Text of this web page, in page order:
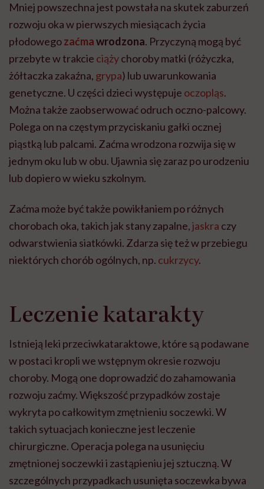
Mniej powszechna jest powstała na skutek zaburzeń
rozwoju oka w pierwszych miesiącach życia
płodowegozaćmawrodzona. Przyczyną mogą być
przebyte w trakcie ciążychoroby matki (różyczka,
żółtaczka zakaźna, grypa) lub uwarunkowania
genetyczne. U części dzieci występuje oczopląs.
Można także zaobserwować odruch oczno-palcowy.
Polega on na częstym przyciskaniu gałki ocznej
piąstką lub palcami. Zaćma wrodzona rozwija się w
jednym oku lub w obu. Ujawnia się zaraz po urodzeniu
lub dopiero w wieku szkolnym.
Zaćma może być także powikłaniem po różnych
chorobach oka, takich jak stany zapalne,jaskra czy
odwarstwienia siatkówki. Zdarza się też w przebiegu
niektórych chorób ogólnych, np. cukrzycy.
Leczenie katarakty
Istnieją leki przeciwkataraktowe, które są podawane
w postaci kropli we wstępnym okresie rozwoju
choroby. Mogą one doprowadzić do zahamowania
rozwoju zaćmy. Większość przypadków zostaje
wykryta po całkowitym zmętnieniu soczewki. W
takich sytuacjach konieczne jest leczenie
chirurgiczne. Operacja polega na usunięciu
zmętnionej soczewki i zastąpieniu jej sztuczną. W
szczególnych przypadkach usunięta soczewka bywa